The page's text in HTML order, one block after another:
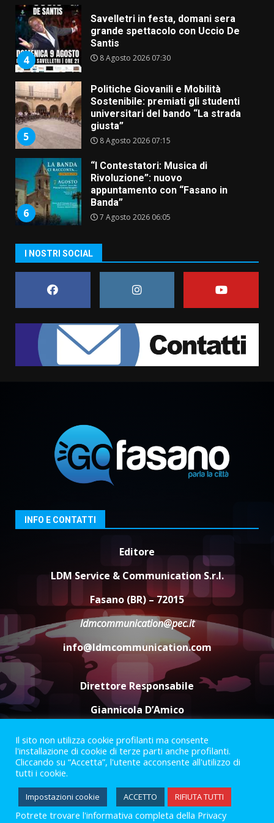
4
5
Politiche Giovanili e Mobilità
Sostenibile: premiati gli studenti
universitari del bando “La strada
8 Agosto 2026 07:15
6
“I Contestatori: Musica di
Rivoluzione”: nuovo
appuntamento con “Fasano in
7 Agosto 2026 06:05
US Fasano, Scianaro: “Profonda
amarezza per esclusione dal
campionato di calcio”
del Pesce Spada” a Savelletri
9 Agosto 2026 07:32
Serie D, l’Us Fasano non molla e
conferma di voler ricorrere per
La Banda Città di Fasano apre
ufficialmente la Festa di
Savelletri
8 Agosto 2026 11:00
grande spettacolo con Uccio De
Santis
Politiche Giovanili e Mobilità
universitari del bando “La strada
giusta”
8 Agosto 2026 07:15
I NOSTRI SOCIAL
INFO E CONTATTI
Editore
LDM Service & Communication S.r.l.
Fasano (BR) – 72015
ldmcommunication@pec.it
info@ldmcommunication.com
Direttore Responsabile
Giannicola D’Amico
Termini e Condizioni
Privacy Policy
Informazioni Legali
Facebook
Instagram
Youtube
2023 © Gofasano|Powered byCreativestudio
Il sito non utilizza cookie profilanti ma consente
l'installazione di cookie di terze parti anche profilanti.
Cliccando su “Accetta”, l'utente acconsente all'utilizzo di
tutti i cookie.
Impostazioni cookie ACCETTO RIFIUTA TUTTI
Potrete trovare l'informativa completa della Privacy